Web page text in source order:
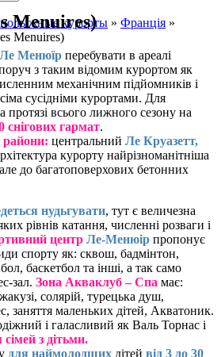
курорты » Франція »
Menuires)
Menuires)
Ле Менюїр перебувати в ареалі
з таким відомим курортом як
механічним підйомників і
сусідніми курортами. Для
протязі всього лижного сезону на
снігових гармат.
райони: центральний Ле Круазетт,
курорту найрізноманітніша
до багатоповерхових бетонних
нудьгувати, тут є величезна
рівнів катання, численні розваги і
центр Ле-Менюір пропонує
спорту як: сквош, бадмінтон,
баскетбол та інші, а так само
зал. Зона Акваклуб – Спа має:
солярій, турецька душ,
заняття маленьких дітей, Акватоник.
і галасливий як Валь Торнас і
сімей з дітьми.
для наймолодших дітей від 3 до 30